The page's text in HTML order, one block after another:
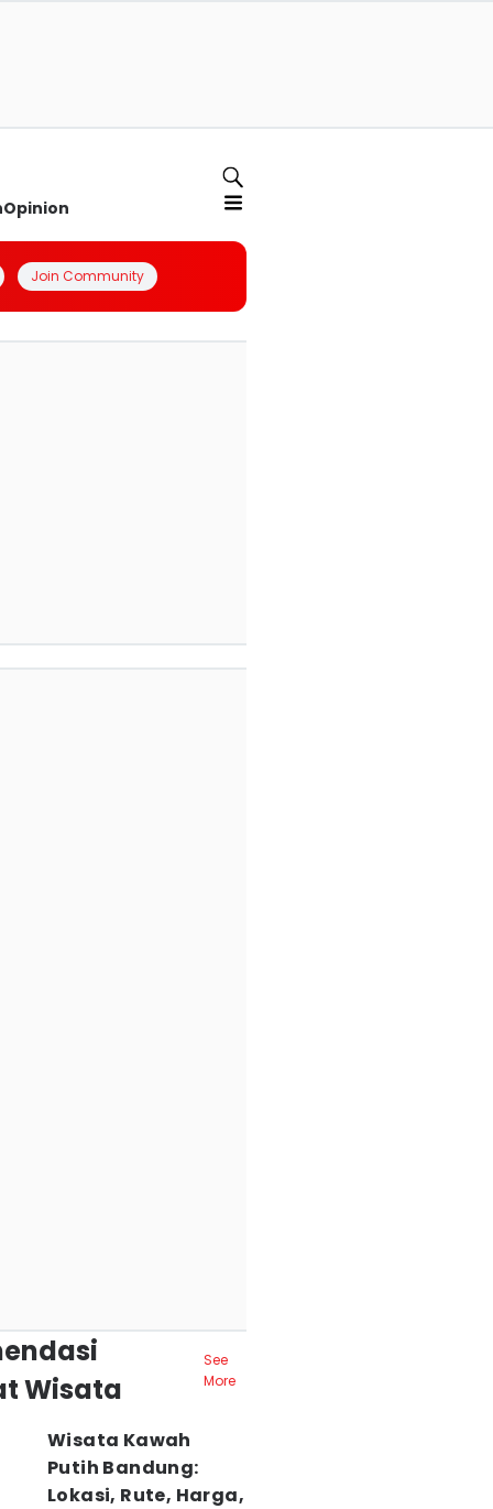
Opinion
Join Community
Wisata
See
More
Wisata Kawah
Putih Bandung:
Lokasi, Rute, Harga,